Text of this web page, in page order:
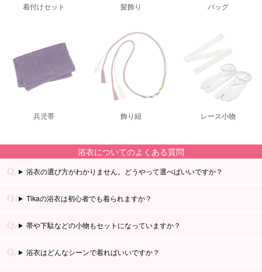
着付けセット 髪飾り バッグ
兵児帯 飾り紐 レース小物
浴衣についてのよくある質問
浴衣の選び方がわかりません。どうやって選べばいいですか？
Tikaの浴衣は初心者でも着られますか？
帯や下駄などの小物もセットになっていますか？
浴衣はどんなシーンで着ればいいですか？